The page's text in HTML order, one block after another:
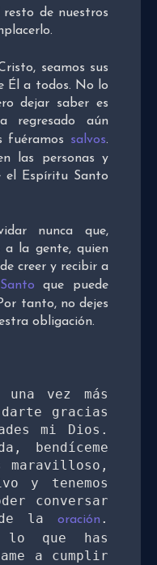
de nuestros
seamos sus
Él a todos. No lo
dejar saber es
regresado aún
fuéramos salvos.
las personas y
el Espíritu Santo
nunca que,
a la gente, quien
creer y recibir a
que puede
tanto, no dejes
obligación.
una vez más
gracias
mi Dios.
bendíceme
maravilloso,
y tenemos
conversar
la oración .
lo que has
a cumplir